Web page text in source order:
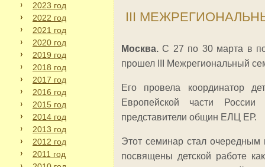
2023 год
2022 год
2021 год
2020 год
2019 год
2018 год
2017 год
2016 год
2015 год
2014 год
2013 год
2012 год
2011 год
III
Москва. С 27 по 30 марта в
прошел III Межрегиональный
Его провела координатор
Европейской части
представители общин ЕЛЦ ЕР.
Этот семинар стал
посвящены детской работе